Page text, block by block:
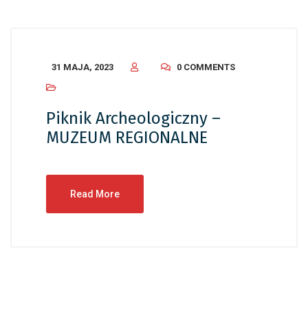
31 MAJA, 2023 0 COMMENTS
Piknik Archeologiczny –
MUZEUM REGIONALNE
Read More